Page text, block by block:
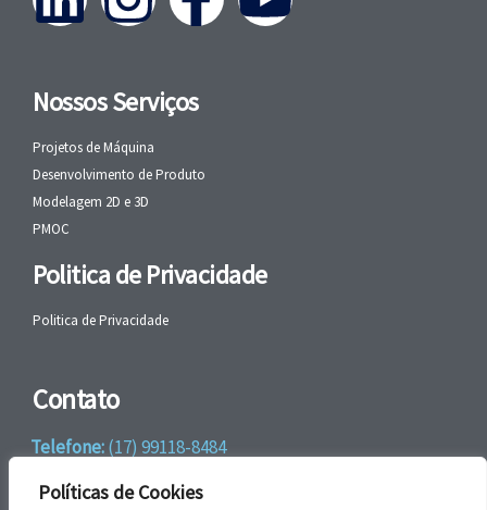
Políticas de Cookies
Nossos Serviços
Projetos de Máquina
Desenvolvimento de Produto
Modelagem 2D e 3D
PMOC
Politica de Privacidade
Politica de Privacidade
Contato
Telefone:(17) 99118-8484
WhatsApp:+55 (17) 99118-8484